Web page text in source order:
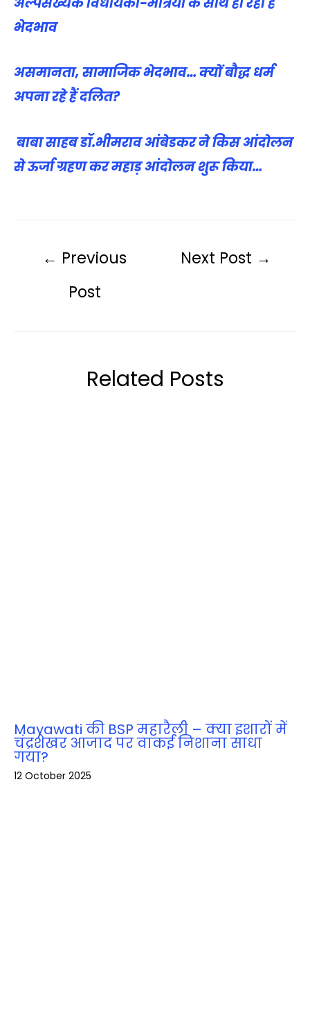
भेदभाव
असमानता, सामाजिक भेदभाव… क्यों बौद्ध धर्म
अपना रहे हैं दलित?
बाबा साहब डॉ.भीमराव आंबेडकर ने किस आंदोलन
से ऊर्जा ग्रहण कर महाड़ आंदोलन शुरू किया…
← Previous
Post
Next Post →
Related Posts
Mayawati की BSP महारैली – क्या इशारों में
चंद्रशेखर आजाद पर वाकई निशाना साधा
गया?
12 October 2025